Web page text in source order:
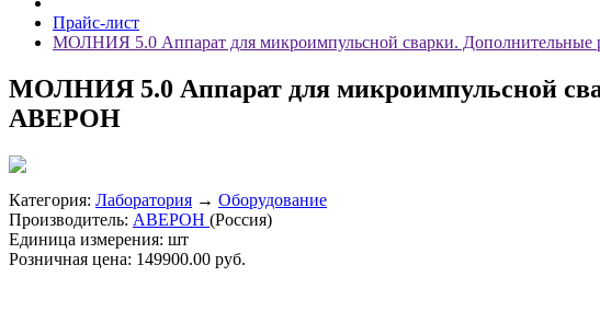
Прайс-лист
МОЛНИЯ 5.0 Аппарат для микроимпульсной сварки. Дополнительные
МОЛНИЯ 5.0 Аппарат для микроимпульсной
АВЕРОН
Категория: Лаборатория → Оборудование
Производитель: АВЕРОН (Россия)
Единица измерения: шт
Розничная цена: 149900.00 руб.